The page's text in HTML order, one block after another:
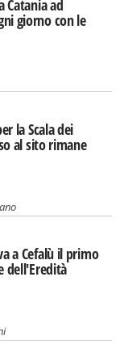
Catania ad
giorno con le
la Scala dei
al sito rimane
a Cefalù il primo
dell'Eredità